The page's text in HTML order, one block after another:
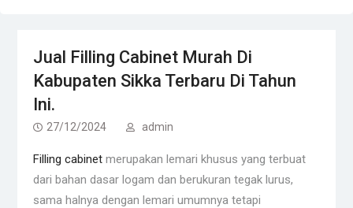
Jual Filling Cabinet Murah Di
Kabupaten Sikka Terbaru Di Tahun
Ini.
27/12/2024 admin
Filling cabinetmerupakan lemari khusus yang terbuat
dari bahan dasar logam dan berukuran tegak lurus,
sama halnya dengan lemari umumnya tetapi